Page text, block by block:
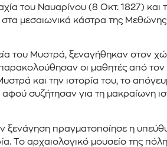
του Ναυαρίνου (8 Οκτ. 1827) και
στα μεσαιωνικά κάστρα της
του Μυστρά, ξεναγήθηκαν στον
οι μαθητές από
και την ιστορία του, το
συζήτησαν για τη μακραίωνη
ξενάγηση πραγματοποίησε η
Το αρχαιολογικό μουσείο της